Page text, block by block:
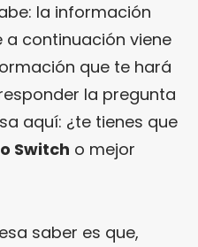
la información
a continuación viene
que te hará
la pregunta
aquí: ¿te tienes que
Switch o mejor
saber es que,